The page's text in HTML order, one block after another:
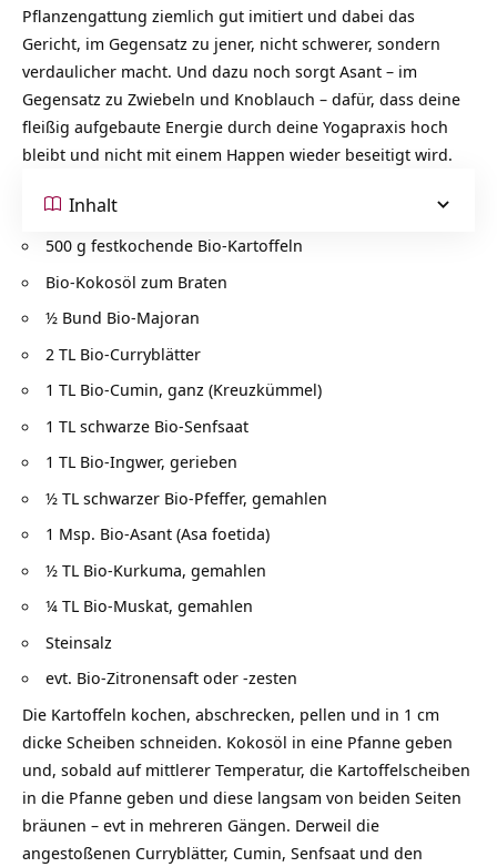
Pflanzengattung ziemlich gut imitiert und dabei das
Gericht, im Gegensatz zu jener, nicht schwerer, sondern
verdaulicher macht. Und dazu noch sorgt Asant – im
Gegensatz zu Zwiebeln und Knoblauch – dafür, dass deine
fleißig aufgebaute Energie durch deine Yogapraxis hoch
bleibt und nicht mit einem Happen wieder beseitigt wird.
Inhalt
500 g festkochende Bio-Kartoffeln
Bio-Kokosöl zum Braten
½ Bund Bio-Majoran
2 TL Bio-Curryblätter
1 TL Bio-Cumin, ganz (Kreuzkümmel)
1 TL schwarze Bio-Senfsaat
1 TL Bio-Ingwer, gerieben
½ TL schwarzer Bio-Pfeffer, gemahlen
1 Msp. Bio-Asant (Asa foetida)
½ TL Bio-Kurkuma, gemahlen
¼ TL Bio-Muskat, gemahlen
Steinsalz
evt. Bio-Zitronensaft oder -zesten
Die Kartoffeln kochen, abschrecken, pellen und in 1 cm
dicke Scheiben schneiden. Kokosöl in eine Pfanne geben
und, sobald auf mittlerer Temperatur, die Kartoffelscheiben
in die Pfanne geben und diese langsam von beiden Seiten
bräunen – evt in mehreren Gängen. Derweil die
angestoßenen Curryblätter, Cumin, Senfsaat und den